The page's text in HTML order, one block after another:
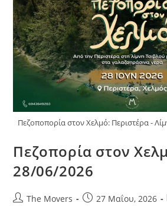
Πεζοποπορία στον Χελμό: Περιστέρα -
Πεζοπορία στον
28/06/2026
The Movers 27 Μαΐου, 2026